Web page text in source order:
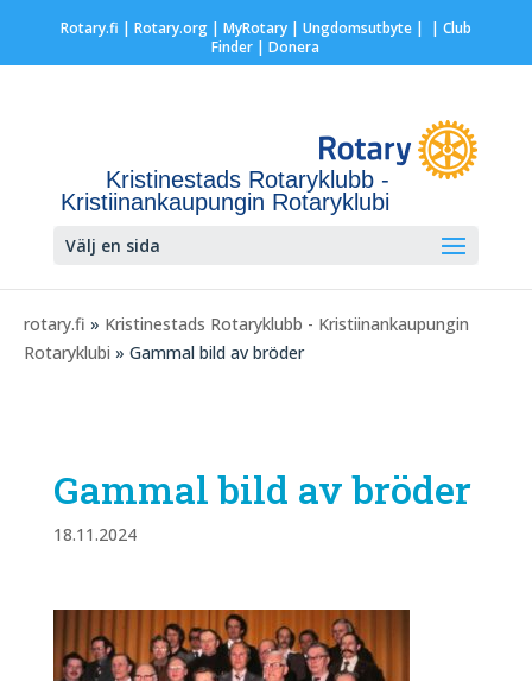
Rotary.fi | Rotary.org| MyRotary | Ungdomsutbyte| | Club
Finder | Donera
Kristinestads Rotaryklubb -
Kristiinankaupungin Rotaryklubi
Välj en sida
rotary.fi » Kristinestads Rotaryklubb - Kristiinankaupungin
Rotaryklubi » Gammal bild av bröder
Gammal bild av bröder
18.11.2024